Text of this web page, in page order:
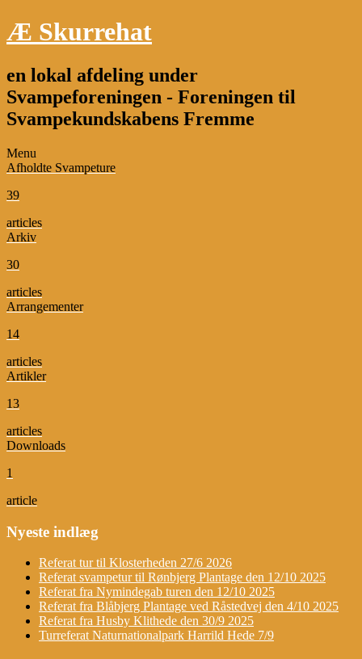
Æ Skurrehat
en lokal afdeling under
Svampeforeningen - Foreningen til
Svampekundskabens Fremme
Menu
Afholdte Svampeture
39
articles
Arkiv
30
articles
Arrangementer
14
articles
Artikler
13
articles
Downloads
1
article
Nyeste indlæg
Referat tur til Klosterheden 27/6 2026
Referat svampetur til Rønbjerg Plantage den 12/10 2025
Referat fra Nymindegab turen den 12/10 2025
Referat fra Blåbjerg Plantage ved Råstedvej den 4/10 2025
Referat fra Husby Klithede den 30/9 2025
Turreferat Naturnationalpark Harrild Hede 7/9